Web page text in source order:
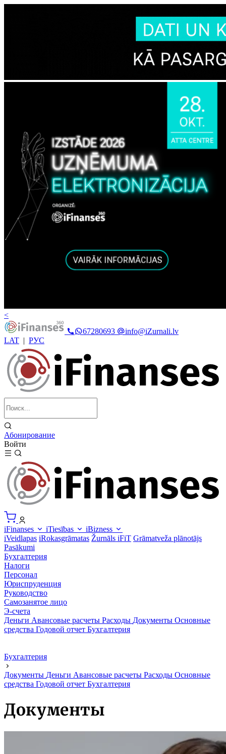
<
67280693
info@iZurnali.lv
LAT | РУС
Абонирование
Войти
iFinanses iTiesības
iBizness
iVeidlapas iRokasgrāmatas Žurnāls iFiT Grāmatveža plānotājs
Pasākumi
Бухгалтерия
Налоги
Персонал
Юриспруденция
Руководство
Самозанятое лицо
Э-счета
Деньги Авансовые расчеты Расходы Документы Основные
средства Годовой отчет Бухгалтерия
Бухгалтерия
Документы Деньги Авансовые расчеты Расходы Основные
средства Годовой отчет Бухгалтерия
Документы